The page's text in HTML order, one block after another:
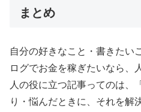
まとめ
自分の好きなこと・書きたい
ログでお金を稼ぎたいなら、
人の役に立つ記事ってのは、
り・悩んだときに、それを解